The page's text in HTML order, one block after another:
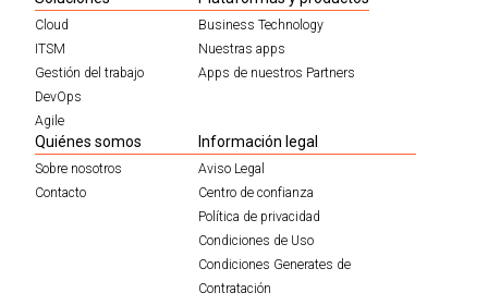
Cloud
ITSM
Gestión del trabajo
DevOps
Agile
Business Technology
Nuestras apps
Apps de nuestros Partners
Quiénes somos
Sobre nosotros
Contacto
Información legal
Aviso Legal
Centro de confianza
Política de privacidad
Condiciones de Uso
Condiciones Generates de
Contratación